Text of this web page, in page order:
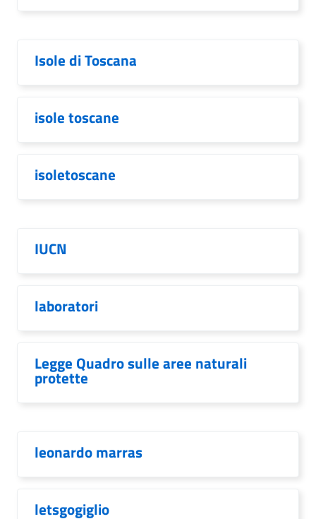
Isole di Toscana
isole toscane
isoletoscane
IUCN
laboratori
Legge Quadro sulle aree naturali
protette
leonardo marras
letsgogiglio